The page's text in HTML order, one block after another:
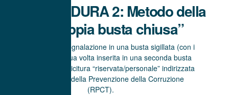
PROCEDURA 2: Metodo della
“doppia busta chiusa”
Inserimento della segnalazione in una busta sigillata (con i
dati personali), a sua volta inserita in una seconda busta
esterna recante la dicitura “riservata/personale” indirizzata
al Responsabile della Prevenzione della Corruzione
(RPCT).